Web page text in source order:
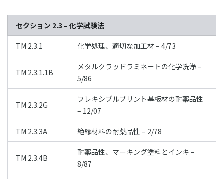
セクション 2.3 – 化学試験法
TM 2.3.1 化学処理、適切な加工材 – 4/73
TM 2.3.1.1B
メタルクラッドラミネートの化学洗浄 –
5/86
TM 2.3.2G
フレキシブルプリント基板材の耐薬品性
– 12/07
TM 2.3.3A 絶縁材料の耐薬品性 – 2/78
TM 2.3.4B
耐薬品性、マーキング塗料とインキ –
8/87